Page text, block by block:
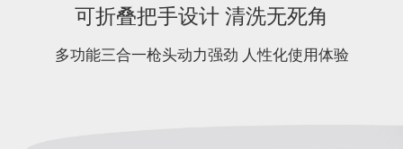
可折叠把手设计 清洗无死角
多功能三合一枪头动力强劲 人性化使用体验